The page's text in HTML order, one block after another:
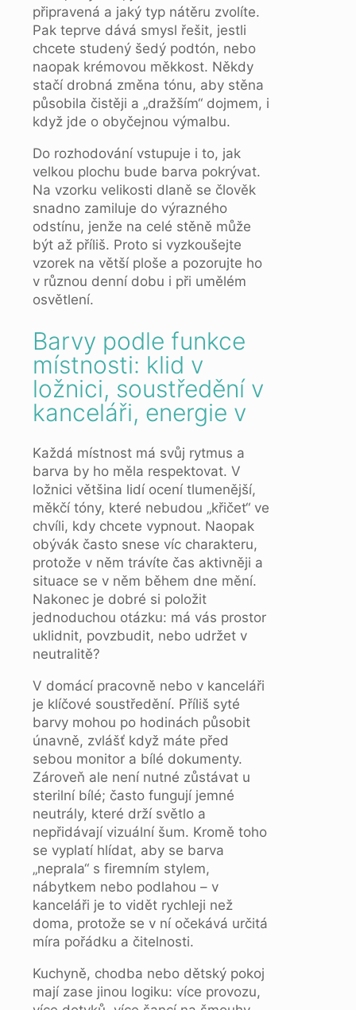
připravená a jaký typ nátěru zvolíte.
Pak teprve dává smysl řešit, jestli
chcete studený šedý podtón, nebo
naopak krémovou měkkost. Někdy
stačí drobná změna tónu, aby stěna
působila čistěji a „dražším“ dojmem, i
když jde o obyčejnou výmalbu.
Do rozhodování vstupuje i to, jak
velkou plochu bude barva pokrývat.
Na vzorku velikosti dlaně se člověk
snadno zamiluje do výrazného
odstínu, jenže na celé stěně může
být až příliš. Proto si vyzkoušejte
vzorek na větší ploše a pozorujte ho
v různou denní dobu i při umělém
osvětlení.
Barvy podle funkce
místnosti: klid v
ložnici, soustředění v
kanceláři, energie v
Každá místnost má svůj rytmus a
barva by ho měla respektovat. V
ložnici většina lidí ocení tlumenější,
měkčí tóny, které nebudou „křičet“ ve
chvíli, kdy chcete vypnout. Naopak
obývák často snese víc charakteru,
protože v něm trávíte čas aktivněji a
situace se v něm během dne mění.
Nakonec je dobré si položit
jednoduchou otázku: má vás prostor
uklidnit, povzbudit, nebo udržet v
neutralitě?
V domácí pracovně nebo v kanceláři
je klíčové soustředění. Příliš syté
barvy mohou po hodinách působit
únavně, zvlášť když máte před
sebou monitor a bílé dokumenty.
Zároveň ale není nutné zůstávat u
sterilní bílé; často fungují jemné
neutrály, které drží světlo a
nepřidávají vizuální šum. Kromě toho
se vyplatí hlídat, aby se barva
„neprala“ s firemním stylem,
nábytkem nebo podlahou – v
kanceláři je to vidět rychleji než
doma, protože se v ní očekává určitá
míra pořádku a čitelnosti.
Kuchyně, chodba nebo dětský pokoj
mají zase jinou logiku: více provozu,